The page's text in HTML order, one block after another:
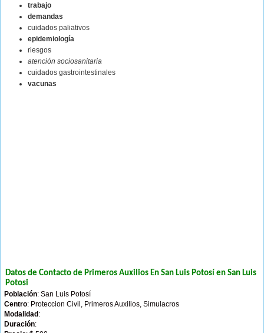
trabajo
demandas
cuidados paliativos
epidemiología
riesgos
atención sociosanitaria
cuidados gastrointestinales
vacunas
Datos de Contacto de Primeros Auxilios En San Luis Potosí en San Luis
Potosi
Población: San Luis Potosí
Centro: Proteccion Civil, Primeros Auxilios, Simulacros
Modalidad :
Duración: